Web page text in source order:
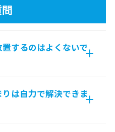
するのはよくないで
は自力で解決できま